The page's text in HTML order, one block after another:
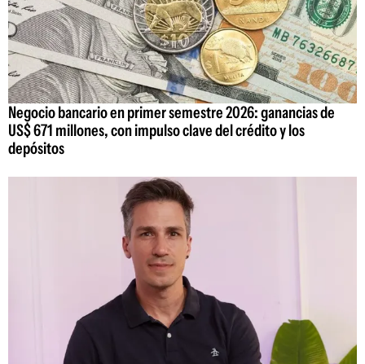
Negocio bancario en primer semestre 2026: ganancias de
US$ 671 millones, con impulso clave del crédito y los
depósitos